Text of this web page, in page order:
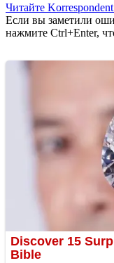
Читайте
Если вы заметили
нажмите Ctrl+Enter,